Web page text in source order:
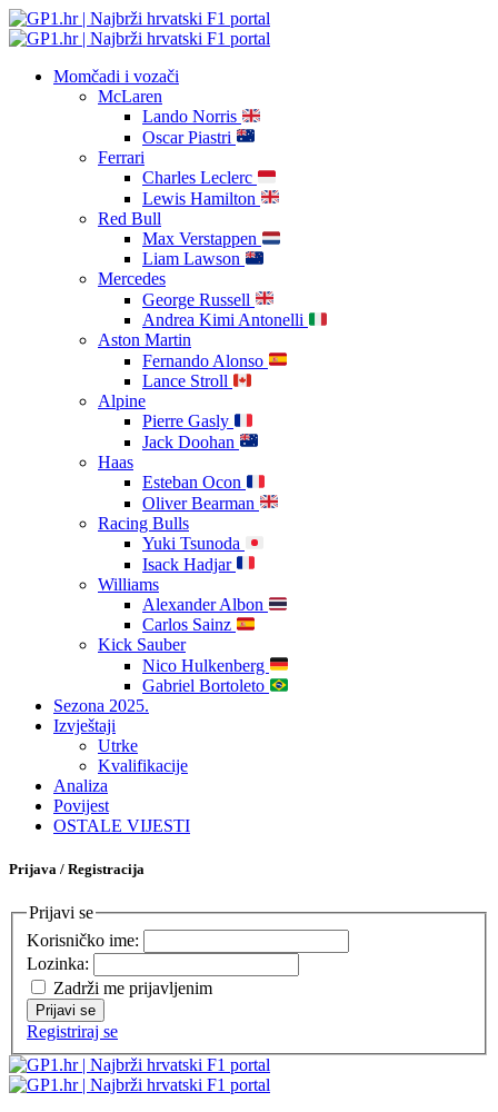
Momčadi i vozači
McLaren
Lando Norris
Oscar Piastri
Ferrari
Charles Leclerc
Lewis Hamilton
Red Bull
Max Verstappen
Liam Lawson
Mercedes
George Russell
Andrea Kimi Antonelli
Aston Martin
Fernando Alonso
Lance Stroll
Alpine
Pierre Gasly
Jack Doohan
Haas
Esteban Ocon
Oliver Bearman
Racing Bulls
Yuki Tsunoda
Isack Hadjar
Williams
Alexander Albon
Carlos Sainz
Kick Sauber
Nico Hulkenberg
Gabriel Bortoleto
Sezona 2025.
Izvještaji
Utrke
Kvalifikacije
Analiza
Povijest
OSTALE VIJESTI
Prijava / Registracija
Prijavi se
Korisničko ime:
Lozinka:
Zadrži me prijavljenim
Prijavi se
Registriraj se